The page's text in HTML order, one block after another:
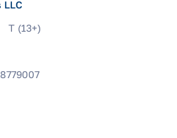
LLC
T (13+)